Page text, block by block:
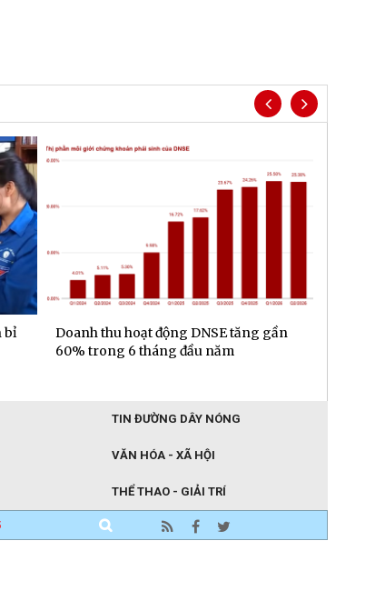
bỉ
Doanh thu hoạt động DNSE tăng gần
60% trong 6 tháng đầu năm
TIN ĐƯỜNG DÂY NÓNG
VĂN HÓA - XÃ HỘI
THỂ THAO - GIẢI TRÍ